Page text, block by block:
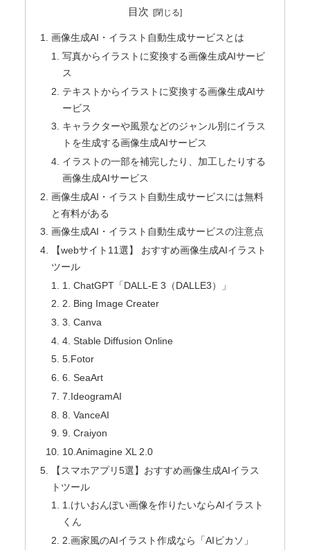
目次
画像生成AI・イラスト自動生成サービスとは
写真からイラストに変換する画像生成AIサービ
ス
テキストからイラストに変換する画像生成AIサ
ービス
キャラクターや風景などのジャンル別にイラス
トを生成する画像生成AIサービス
イラストの一部を補完したり、加工したりする
画像生成AIサービス
画像生成AI・イラスト自動生成サービスには無料
と有料がある
画像生成AI・イラスト自動生成サービスの注意点
【webサイト11選】 おすすめ画像生成AIイラスト
ツール
1. ChatGPT「DALL-E 3（DALLE3）」
2. Bing Image Creater
3. Canva
4. Stable Diffusion Online
5.Fotor
6. SeaArt
7.IdeogramAI
8. VanceAI
9. Craiyon
10.Animagine XL 2.0
【スマホアプリ5選】おすすめ画像生成AIイラス
トツール
1.けいおんぽい画像を作りたいならAIイラスト
くん
2.画家風のAIイラスト作成なら「AIピカソ」